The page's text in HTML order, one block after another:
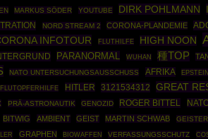
MARKUS SÖDER YOUTUBE DIRK POHLMANN
NORD STREAM 2 CORONA-PLANDEMIE
INFOTOUR FLUTHILFE HIGH NOON
PARANORMAL WUHAN 種TOP
NATO UNTERSUCHUNGSAUSSCHUSS AFRIKA
FLUTOPFERHILFE HITLER 3121534312 GREAT
PRÄ-ASTRONAUTIK GENOZID ROGER BITTEL
BITWIG AMBIENT GEIST MARTIN SCHWAB GEISTER
GRAPHEN BIOWAFFEN VERFASSUNGSSCHUTZ